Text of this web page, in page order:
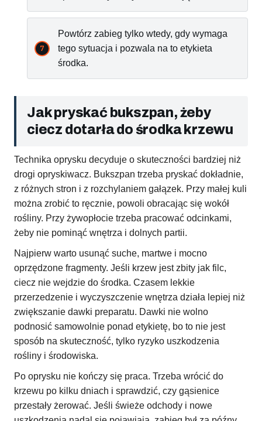
Powtórz zabieg tylko wtedy, gdy wymaga
tego sytuacja i pozwala na to etykieta
środka.
Jak pryskać bukszpan, żeby
ciecz dotarła do środka krzewu
Technika oprysku decyduje o skuteczności bardziej niż
drogi opryskiwacz. Bukszpan trzeba pryskać dokładnie,
z różnych stron i z rozchylaniem gałązek. Przy małej kuli
można zrobić to ręcznie, powoli obracając się wokół
rośliny. Przy żywopłocie trzeba pracować odcinkami,
żeby nie pominąć wnętrza i dolnych partii.
Najpierw warto usunąć suche, martwe i mocno
oprzędzone fragmenty. Jeśli krzew jest zbity jak filc,
ciecz nie wejdzie do środka. Czasem lekkie
przerzedzenie i wyczyszczenie wnętrza działa lepiej niż
zwiększanie dawki preparatu. Dawki nie wolno
podnosić samowolnie ponad etykietę, bo to nie jest
sposób na skuteczność, tylko ryzyko uszkodzenia
rośliny i środowiska.
Po oprysku nie kończy się praca. Trzeba wrócić do
krzewu po kilku dniach i sprawdzić, czy gąsienice
przestały żerować. Jeśli świeże odchody i nowe